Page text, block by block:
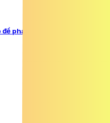
phát huy tối đa hiệu quả?